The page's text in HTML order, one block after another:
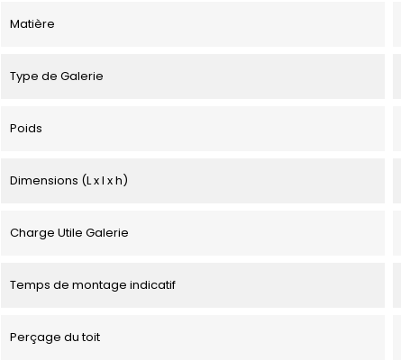
Matière
Type de Galerie
Poids
Dimensions (L x l x h)
Charge Utile Galerie
Temps de montage indicatif
Perçage du toit